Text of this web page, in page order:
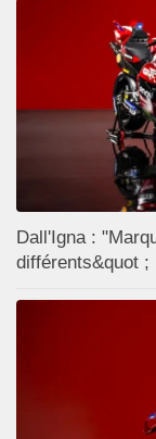
Dall'Igna :
différents&quot ;